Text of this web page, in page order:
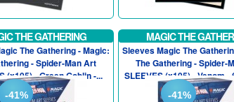
THE GATHERING
The Gathering - Magic:
- Spider-Man Art
(x105) - Green Goblin -...
-41%
MAGIC THE
Sleeves Magic The
The Gathering - Spider-
SLEEVES (x105) - Venom -
-41%